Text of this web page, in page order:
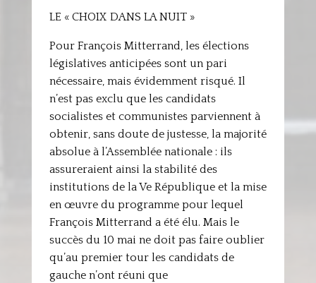
LE « CHOIX DANS LA NUIT »
Pour François Mitterrand, les élections
législatives anticipées sont un pari
nécessaire, mais évidemment risqué. Il
n’est pas exclu que les candidats
socialistes et communistes parviennent à
obtenir, sans doute de justesse, la majorité
absolue à l’Assemblée nationale : ils
assureraient ainsi la stabilité des
institutions de la Ve République et la mise
en œuvre du programme pour lequel
François Mitterrand a été élu. Mais le
succès du 10 mai ne doit pas faire oublier
qu’au premier tour les candidats de
gauche n’ont réuni que